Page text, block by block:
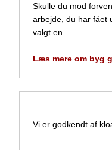
​Skulle du mod
arbejde, du har fået
valgt en ...
Læs mere om byg
​Vi er godkendt af